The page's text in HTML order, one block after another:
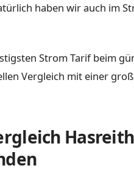
haben wir auch im
Strom Tarif beim
Vergleich mit einer